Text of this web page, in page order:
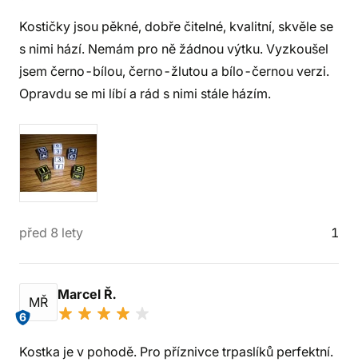
Kostičky jsou pěkné, dobře čitelné, kvalitní, skvěle se
s nimi hází. Nemám pro ně žádnou výtku. Vyzkoušel
jsem černo-bílou, černo-žlutou a bílo-černou verzi.
Opravdu se mi líbí a rád s nimi stále házím.
před 8 lety 1
MŘ
6
Marcel Ř.
Kostka je v pohodě. Pro příznivce trpaslíků perfektní.